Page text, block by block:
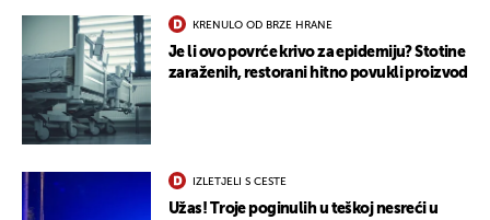
KRENULO OD BRZE HRANE
Je li ovo povrće krivo za epidemiju? Stotine
zaraženih, restorani hitno povukli proizvod
IZLETJELI S CESTE
Užas! Troje poginulih u teškoj nesreći u